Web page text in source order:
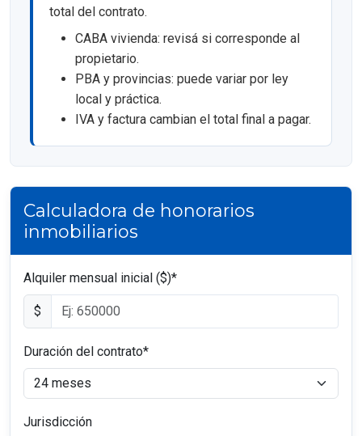
total del contrato.
CABA vivienda: revisá si corresponde al
propietario.
PBA y provincias: puede variar por ley
local y práctica.
IVA y factura cambian el total final a pagar.
Calculadora de honorarios
inmobiliarios
Alquiler mensual inicial ($)*
$
Duración del contrato*
Jurisdicción